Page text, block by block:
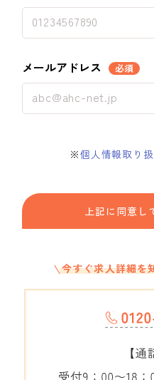
メールアドレス 必須
※個人情報取り
上記に同意し
今すぐ求人詳細を